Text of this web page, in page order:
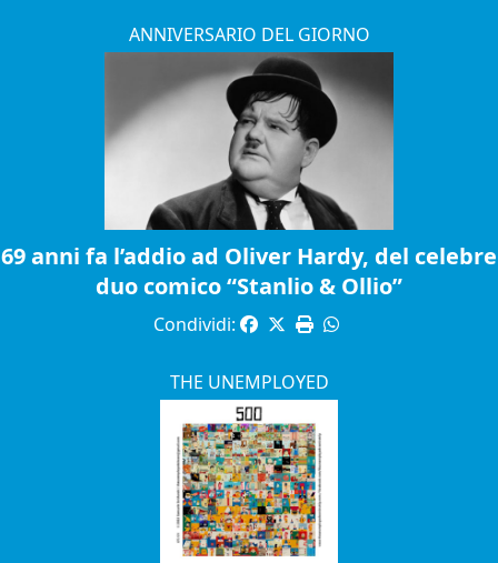
ANNIVERSARIO DEL GIORNO
69 anni fa l’addio ad Oliver Hardy, del celebre
duo comico “Stanlio & Ollio”
Condividi:
THE UNEMPLOYED